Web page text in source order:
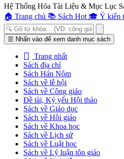
Hệ Thống Hóa Tài Liệu & Mục Lục
🏠 Trang chủ 📚 Sách Hot 🎓 Ý kiến
Toggle
navigation
☰ Nhấn vào để xem danh mục sách
Trang nhất
Sách địa chí
Sách Hán Nôm
Sách về lễ hội
Sách về Công giáo
Đề tài, Kỷ yếu Hội thảo
Sách về Giáo dục
Sách về Hồi giáo
Sách về Khoa học
Sách về Lịch sử
Sách về Luật học
Sách về Lý luận tôn giáo